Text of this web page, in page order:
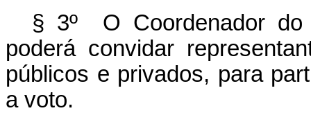
§ 3º O Coordenador do
poderá convidar
públicos e privados, para
a voto.